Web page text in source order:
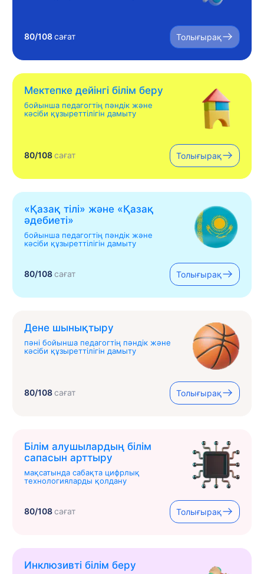
80/108сағат Толығырақ
Мектепке дейінгі білім беру
бойынша педагогтің пәндік және
кәсіби құзыреттілігін дамыту
80/108сағат Толығырақ
«Қазақ тілі» жəне «Қазақ
əдебиеті»
бойынша педагогтің пәндік және
кәсіби құзыреттілігін дамыту
80/108сағат Толығырақ
Дене шынықтыру
пәні бойынша педагогтің пәндік және
кәсіби құзыреттілігін дамыту
80/108сағат Толығырақ
Білім алушылардың білім
сапасын арттыру
мақсатында сабақта цифрлық
технологияларды қолдану
80/108сағат Толығырақ
Инклюзивті білім беру